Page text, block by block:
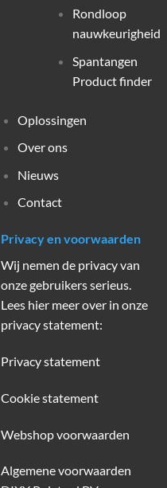
Rondloop
nauwkeurigheid
Spantangen
Product finder
Oplossingen
Over ons
Nieuws
Contact
Privacy en voorwaarden
Wij nemen de privacy van
onze gebruikers serieus.
Lees hier meer over in onze
privacy statement:
Privacy statement
Cookie statement
Webshop voorwaarden
Algemene voorwaarden